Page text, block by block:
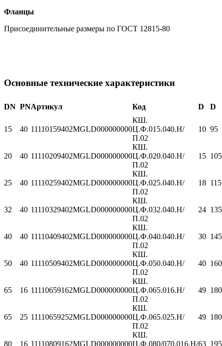
Фланцы
Присоединительные размеры по ГОСТ 12815-80
Основные технические характеристики
DN PNАртикул Код D D
15 40 11110159402MGLD000000000
КШ.
Ц.Ф.015.040.Н/
П.02
10 95
20 40 11110209402MGLD000000000
КШ.
Ц.Ф.020.040.Н/
П.02
15 105
25 40 11110259402MGLD000000000
КШ.
Ц.Ф.025.040.Н/
П.02
18 115
32 40 11110329402MGLD000000000
КШ.
Ц.Ф.032.040.Н/
П.02
24 135
40 40 11110409402MGLD000000000
КШ.
Ц.Ф.040.040.Н/
П.02
30 145
50 40 11110509402MGLD000000000
КШ.
Ц.Ф.050.040.Н/
П.02
40 160
65 16 11110659162MGLD000000000
КШ.
Ц.Ф.065.016.Н/
П.02
49 180
65 25 11110659252MGLD000000000
КШ.
Ц.Ф.065.025.Н/
П.02
49 180
80 16 11110809162MGLD000000000
КШ.
Ц.Ф.080/070.016.Н/63 195